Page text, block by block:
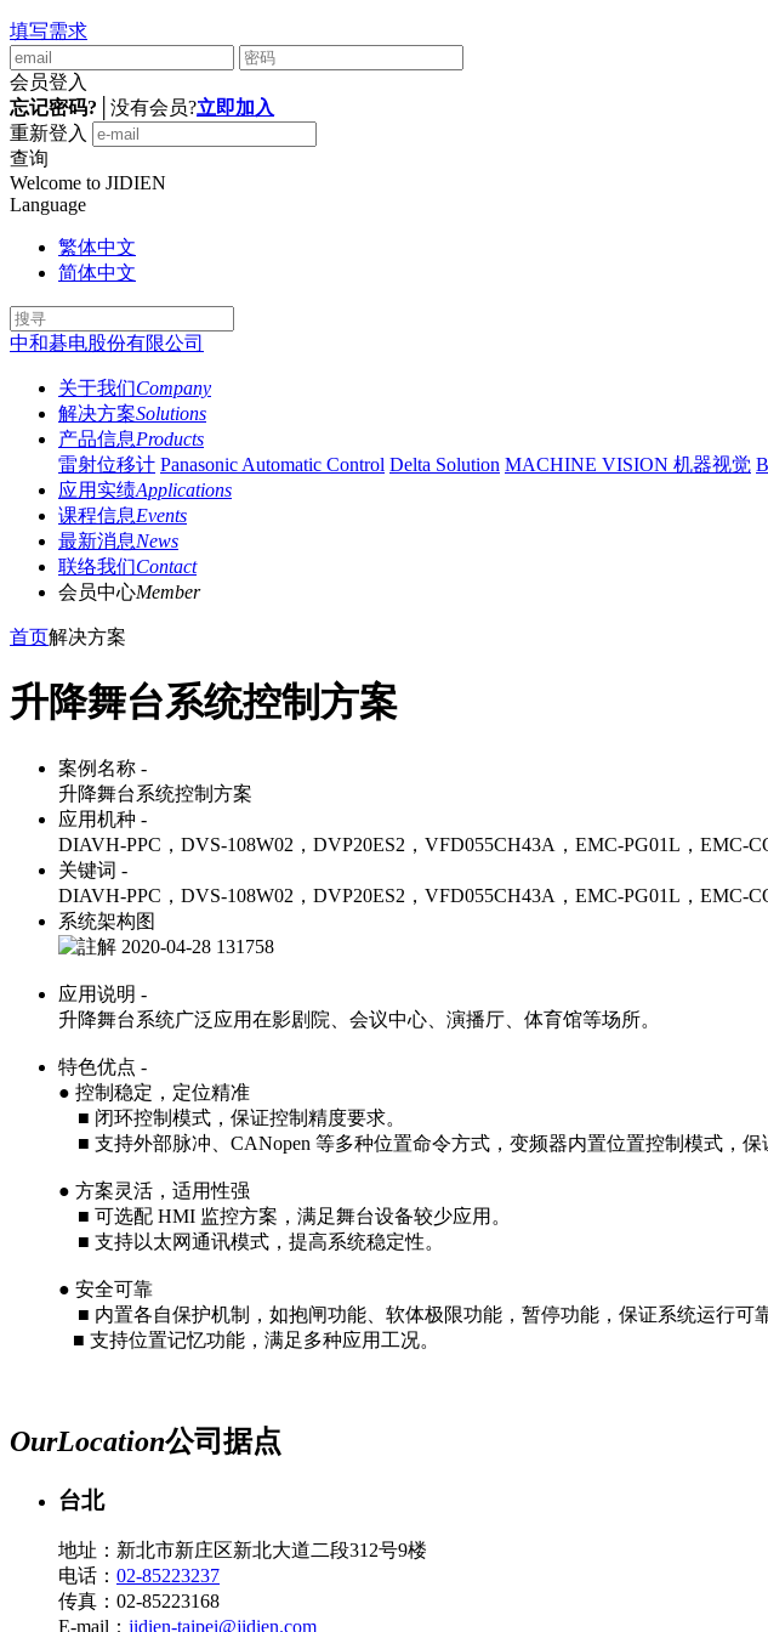
填写需求
会员登入
忘记密码?
没有会员?立即加入
重新登入
查询
Welcome to JIDIEN
Language
繁体中文
简体中文
中和碁电股份有限公司
关于我们Company
解决方案Solutions
产品信息Products
雷射位移计 Panasonic Automatic Control Delta Solution MACHINE VISION 机器视觉
应用实绩Applications
课程信息Events
最新消息News
联络我们Contact
会员中心Member
首页解决方案
升降舞台系统控制方案
案例名称 -
升降舞台系统控制方案
应用机种 -
DIAVH-PPC，DVS-108W02，DVP20ES2，VFD055CH43A，EMC-PG01L，EMC-
关键词 -
DIAVH-PPC，DVS-108W02，DVP20ES2，VFD055CH43A，EMC-PG01L，EMC-
系统架构图
应用说明 -
升降舞台系统广泛应用在影剧院、会议中心、演播厅、体育馆等场所。
特色优点 -
● 控制稳定，定位精准
■ 闭环控制模式，保证控制精度要求。
■ 支持外部脉冲、CANopen 等多种位置命令方式，变频器内置位置控制模式，保
● 方案灵活，适用性强
■ 可选配 HMI 监控方案，满足舞台设备较少应用。
■ 支持以太网通讯模式，提高系统稳定性。
● 安全可靠
■ 内置各自保护机制，如抱闸功能、软体极限功能，暂停功能，保证系统运行可靠
■ 支持位置记忆功能，满足多种应用工况。
OurLocation公司据点
台北
地址：新北市新庄区新北大道二段312号9楼
电话： 02-85223237
传真：02-85223168
E-mail： jidien-taipei@jidien.com